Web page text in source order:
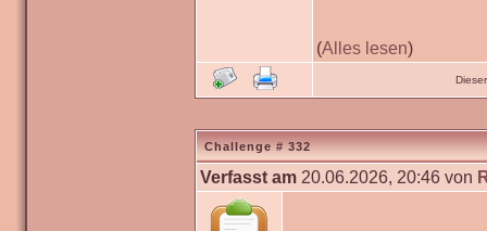
(Alles lesen)
Challenge # 332
Verfasst am 20.06.2026, 20:46 von